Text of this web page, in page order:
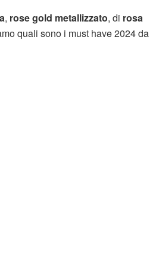
, rose gold metallizzato, di rosa
quali sono i must have 2024 da